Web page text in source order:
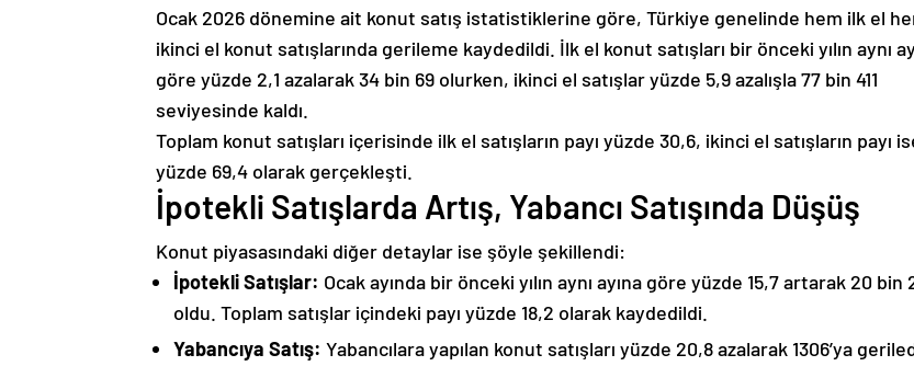
Ocak 2026 dönemine ait konut satış istatistiklerine göre, Türkiye genelinde hem ilk el
ikinci el konut satışlarında gerileme kaydedildi. İlk el konut satışları bir önceki yılın aynı
göre yüzde 2,1 azalarak 34 bin 69 olurken, ikinci el satışlar yüzde 5,9 azalışla 77 bin 411
seviyesinde kaldı.
Toplam konut satışları içerisinde ilk el satışların payı yüzde 30,6, ikinci el satışların payı
yüzde 69,4 olarak gerçekleşti.
İpotekli Satışlarda Artış, Yabancı Satışında Düşüş
Konut piyasasındaki diğer detaylar ise şöyle şekillendi:
İpotekli Satışlar: Ocak ayında bir önceki yılın aynı ayına göre yüzde 15,7 artarak 20 bin
oldu. Toplam satışlar içindeki payı yüzde 18,2 olarak kaydedildi.
Yabancıya Satış: Yabancılara yapılan konut satışları yüzde 20,8 azalarak 1306’ya